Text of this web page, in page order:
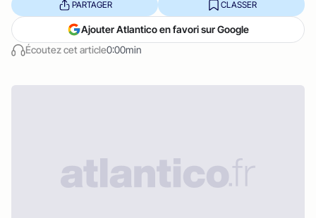
Écoutez cet article0:00min
PARTAGER CLASSER
Ajouter Atlantico en favori sur Google